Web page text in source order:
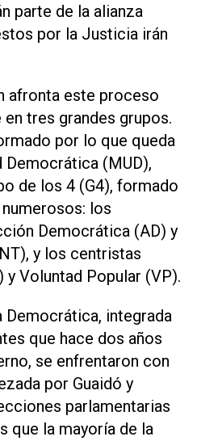
parte de la alianza
por la Justicia irán
afronta este proceso
tres grandes grupos.
por lo que queda
Democrática (MUD),
de los 4 (G4), formado
los
Democrática (AD) y
y los centristas
Voluntad Popular (VP).
Democrática, integrada
que hace dos años
se enfrentaron con
por Guaidó y
parlamentarias
que la mayoría de la